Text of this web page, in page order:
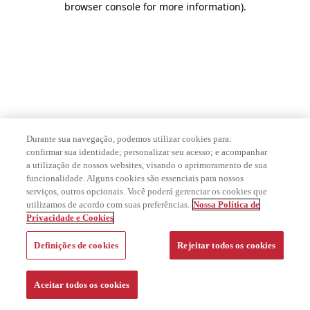
browser console for more information).
Durante sua navegação, podemos utilizar cookies para:
confirmar sua identidade; personalizar seu acesso; e acompanhar
a utilização de nossos websites, visando o aprimoramento de sua
funcionalidade. Alguns cookies são essenciais para nossos
serviços, outros opcionais. Você poderá gerenciar os cookies que
utilizamos de acordo com suas preferências. Nossa Política de
Privacidade e Cookies
Definições de cookies Rejeitar todos os cookies
Aceitar todos os cookies